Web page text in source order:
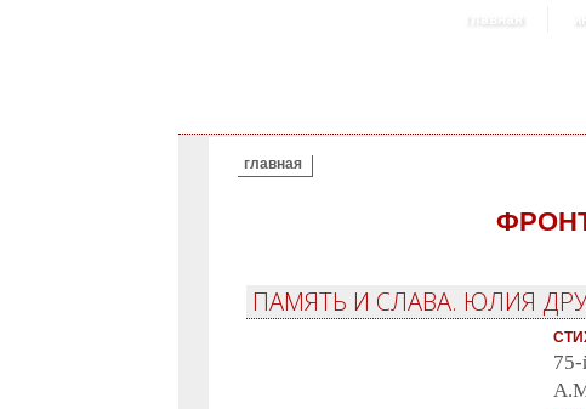
главная
ВЫ ЗДЕСЬ
главная
ПАМЯТЬ И СЛАВА. ЮЛИЯ